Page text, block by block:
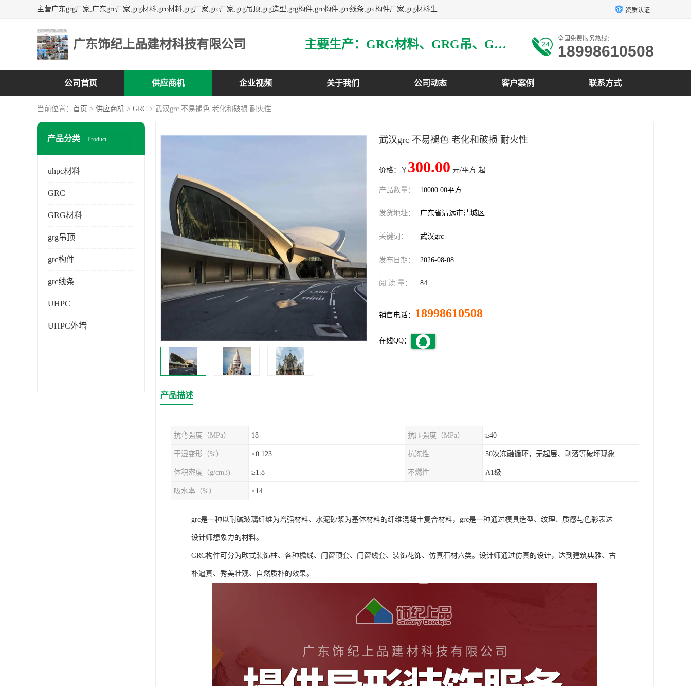
主营广东grg厂家,广东grc厂家,grg材料,grc材料,grg厂家,grc厂家,grg吊顶,grg造型,grg构件,grc构件,grc线条,grc构件厂家,grg材料生产厂家,grg材料定制,uhpc,uhpc厂家,uhpc外墙挂板,uhpc镂空幕墙板,3万平方厂房,如果您对我公司的产品服务感兴趣,请联系我们. 资质认证
广东饰纪上品建材科技有限公司 主要生产：GRG材料、GRG吊、GRG构件、GRG线条、GRG艺术造型、GRG吊材料等 全国免费服务热线：
18998610508
公司首页 供应商机 企业视频 关于我们 公司动态 客户案例 联系方式
当前位置： 首页 > 供应商机 > GRC > 武汉grc 不易褪色 老化和破损 耐火性
产品分类 Product
uhpc材料
GRC
GRG材料
grg吊顶
grc构件
grc线条
UHPC
UHPC外墙
武汉grc 不易褪色 老化和破损 耐火性
价格：￥ 300.00 元/平方 起
产品数量： 10000.00平方
发货地址： 广东省清远市清城区
关键词： 武汉grc
发布日期： 2026-08-08
阅 读 量： 84
销售电话： 18998610508
在线QQ：
产品描述
抗弯强度（MPa） 18 抗压强度（MPa） ≥40
干湿变形（%） ≤0.123 抗冻性 50次冻融循环，无起层、剥落等破坏现象
体积密度（g/cm3) ≥1.8 不燃性 A1级
吸水率（%） ≤14
grc是一种以耐碱玻璃纤维为增强材料、水泥砂浆为基体材料的纤维混凝土复合材料，grc是一种通过模具造型、纹理、质感与色彩表达
设计师想象力的材料。
GRC构件可分为欧式装饰柱、各种檐线、门窗顶套、门窗线套、装饰花饰、仿真石材六类。设计师通过仿真的设计，达到建筑典雅、古
朴逼真、秀美壮观、自然质朴的效果。